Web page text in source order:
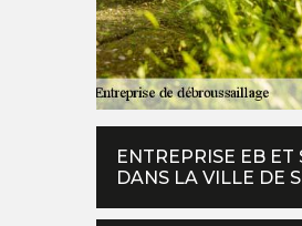
ENTREPRISE EB
DANS LA VILLE DE